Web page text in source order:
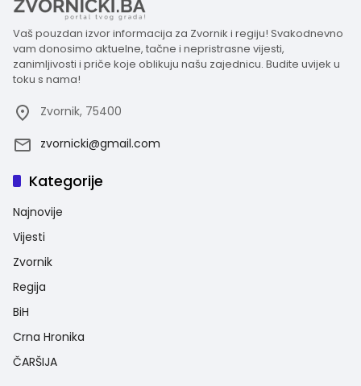
Vaš pouzdan izvor informacija za Zvornik i regiju! Svakodnevno
vam donosimo aktuelne, tačne i nepristrasne vijesti,
zanimljivosti i priče koje oblikuju našu zajednicu. Budite uvijek u
toku s nama!
Zvornik, 75400
zvornicki@gmail.com
Kategorije
Najnovije
Vijesti
Zvornik
Regija
BiH
Crna Hronika
ČARŠIJA